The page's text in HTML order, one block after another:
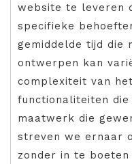
website te leveren
specifieke
gemiddelde tijd die
ontwerpen kan
complexiteit van
functionaliteiten die
maatwerk die
streven we ernaar
zonder in te